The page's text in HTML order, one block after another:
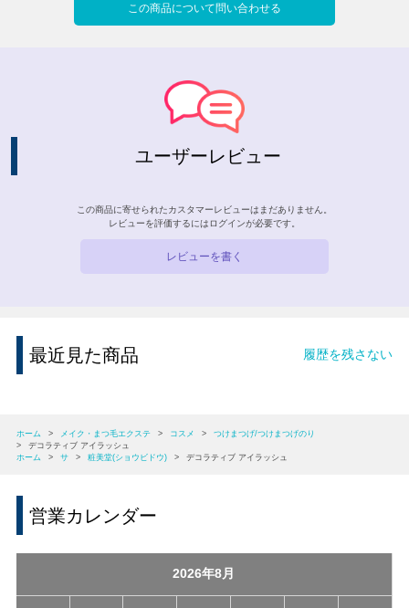
この商品について問い合わせる
ユーザーレビュー
この商品に寄せられたカスタマーレビューはまだありません。
レビューを評価するには ログインが必要です。
レビューを書く
最近見た商品 履歴を残さない
ホーム > メイク・まつ毛エクステ > コスメ >
つけまつげ/つけまつげのり
>
デコラティブ アイラッシュ
ホーム
> サ > 粧美堂(ショウビドウ) > デコラティブ アイラッシュ
営業カレンダー
2026年8月